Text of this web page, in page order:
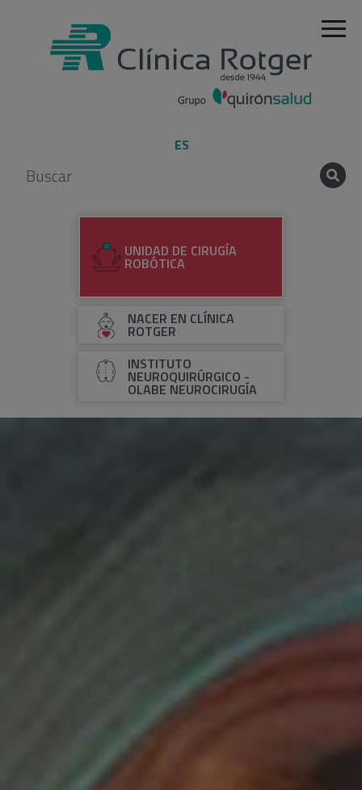
ES
UNIDAD DE CIRUGÍA
ROBÓTICA
NACER EN CLÍNICA
ROTGER
INSTITUTO
NEUROQUIRÚRGICO -
OLABE NEUROCIRUGÍA